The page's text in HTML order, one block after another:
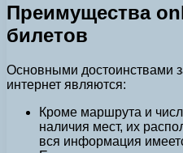
Преимущества
билетов
Основными достоинствами
интернет являются:
Кроме маршрута и
наличия мест, их
вся информация